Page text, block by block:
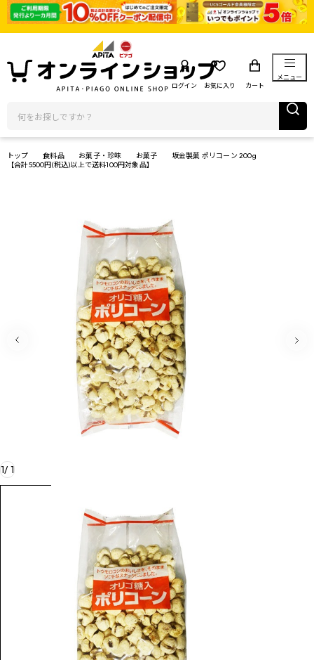
ログイン お気に入り カート
メニュー
トップ 食料品 お菓子・珍味 お菓子
坂金製菓 ポリコーン 200g
【合計5500円(税込)以上で送料100円対象品】
1/1